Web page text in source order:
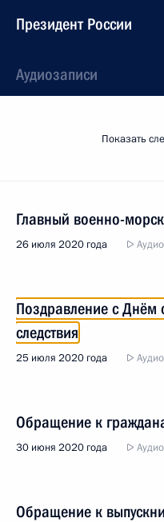
Президент России
Аудиозаписи
Показать
Главный военно-
26 июля 2020 года
Поздравление с Днём
следствия
25 июля 2020 года
Обращение к
30 июня 2020 года
Обращение к